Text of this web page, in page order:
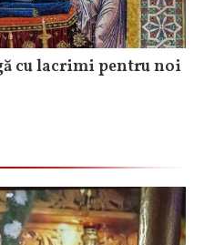
cu lacrimi pentru noi